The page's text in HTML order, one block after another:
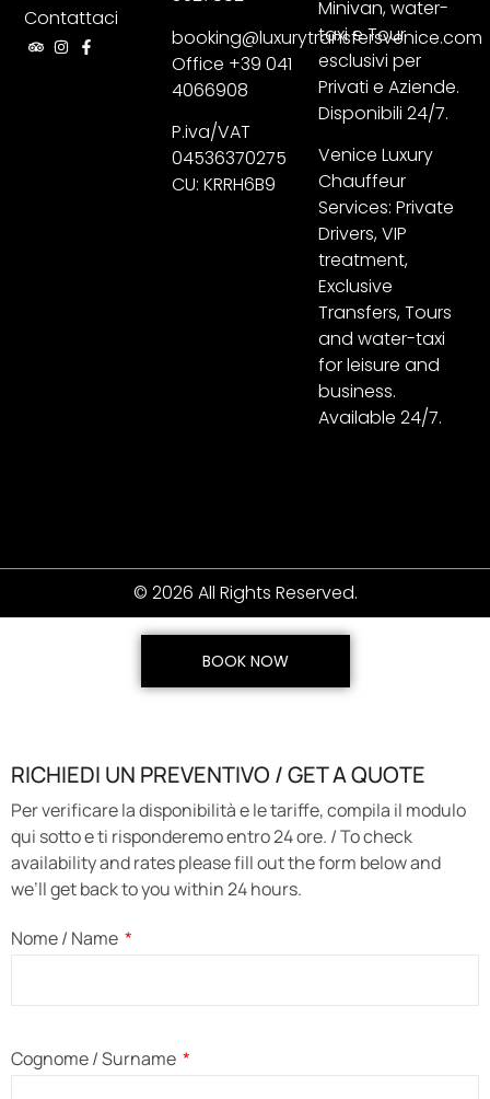
Minivan, water-
taxi e Tour
esclusivi per
Privati e Aziende.
Disponibili 24/7.
Venice Luxury
Chauffeur
Services: Private
Drivers, VIP
treatment,
Exclusive
Transfers, Tours
and water-taxi
for leisure and
business.
Available 24/7.
booking@luxurytransfersvenice.com
Office +39 041
4066908
P.iva/VAT
04536370275
CU: KRRH6B9
Contattaci
© 2026 All Rights Reserved.
BOOK NOW
RICHIEDI UN PREVENTIVO / GET A QUOTE
Per verificare la disponibilità e le tariffe, compila il modulo
qui sotto e ti risponderemo entro 24 ore. / To check
availability and rates please fill out the form below and
we’ll get back to you within 24 hours.
Nome / Name
Cognome / Surname